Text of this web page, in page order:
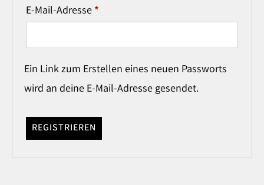
E-Mail-Adresse*
Ein Link zum Erstellen eines neuen Passworts
wird an deine E-Mail-Adresse gesendet.
REGISTRIEREN